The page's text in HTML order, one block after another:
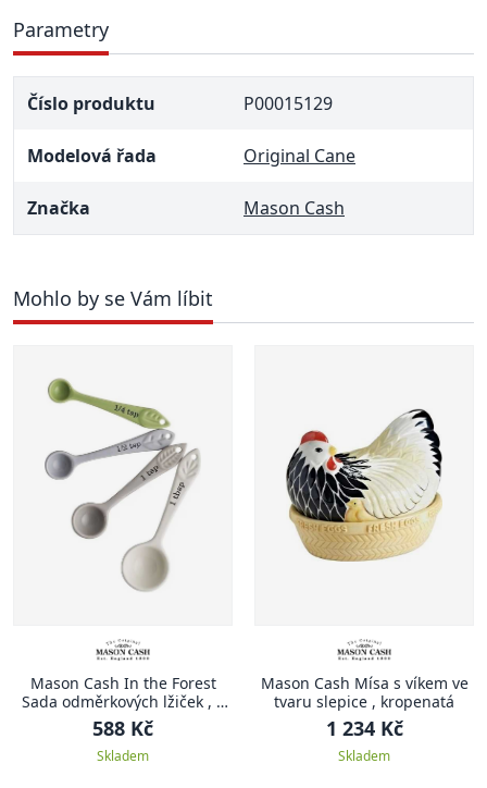
Parametry
Číslo produktu P00015129
Modelová řada Original Cane
Značka Mason Cash
Mohlo by se Vám líbit
Mason Cash In the Forest
Sada odměrkových lžiček , 4
ks, bílá
588 Kč
Skladem
Mason Cash Mísa s víkem ve
tvaru slepice , kropenatá
1 234 Kč
Skladem